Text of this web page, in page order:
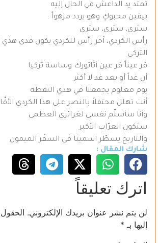
تمتد يد الداعش في الحال إليه
بيقين محبوكٍ وهو يردد مزهواً :
سترى، سترى، سترى
رأس الكردي، آخر رأس للكردي يكون فدى هذي
التركي
قر عيناً قر عين أتاتورك وساسة تركيا
أن غداً أو بعد غد لا أكثر
يوم معلوم يجمعنا في هذي النقطة
أنت تهلل محتفلاً بالنصر على هذا الكردي
وأنا سأسلّم نفسي لغرائزي العظمى
ستكون العرّاب الأكبر
والتاريخ يسطّر اسمينا في السفْر الميمون
شارك المقال :
اترك تعليقاً
لن يتم نشر عنوان بريدك الإلكتروني. الحقول
إليها بـ *